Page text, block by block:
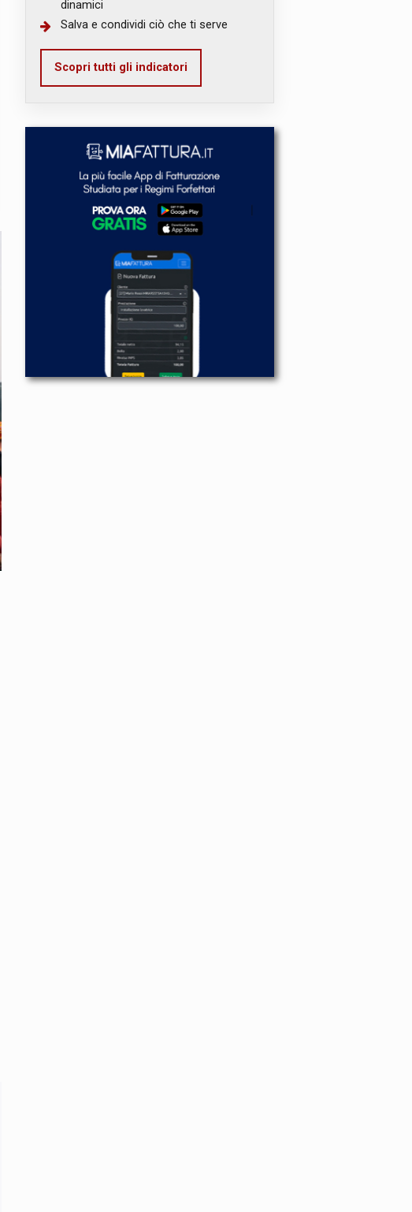
dinamici
Salva e condividi ciò che ti serve
Scopri tutti gli indicatori